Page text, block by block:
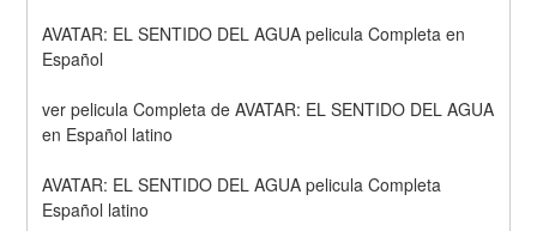
AVATAR: EL SENTIDO DEL AGUA pelicula Completa en
Español
ver pelicula Completa de AVATAR: EL SENTIDO DEL AGUA
en Español latino
AVATAR: EL SENTIDO DEL AGUA pelicula Completa
Español latino